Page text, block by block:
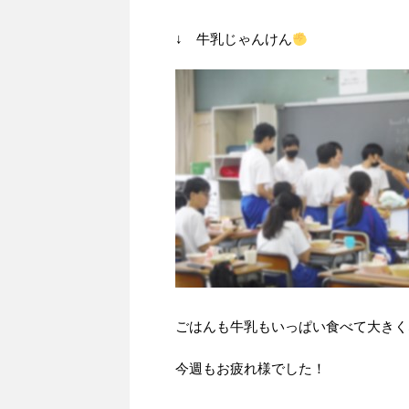
↓ 牛乳じゃんけん
ごはんも牛乳もいっぱい食べて大き
今週もお疲れ様でした！